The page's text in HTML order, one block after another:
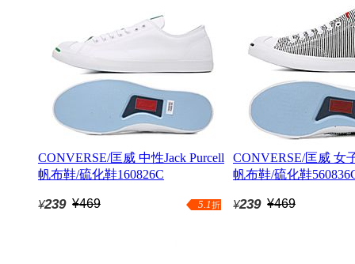
CONVERSE/匡威 中性Jack Purcell
帆布鞋/硫化鞋160826C
¥239 ¥469 5.1折
CONVERSE/匡威 女
帆布鞋/硫化鞋
¥239 ¥469